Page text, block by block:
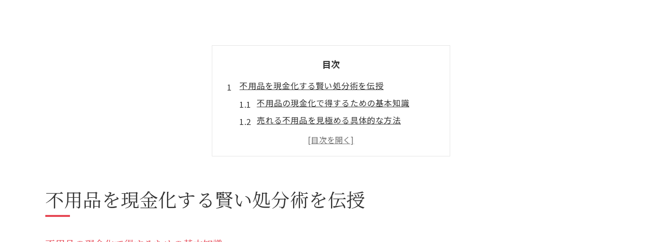
目次
不用品を現金化する賢い処分術を伝授
不用品の現金化で得するための基本知識
売れる不用品を見極める具体的な方法
不用品買取サービスの活用メリット徹底解説
不用品処分で損しないための注意点と対策
無料回収は本当に得か見極めるポイント
不用品無料回収サービスの利用時の注意点
不用品を現金化する賢い処分術を伝授